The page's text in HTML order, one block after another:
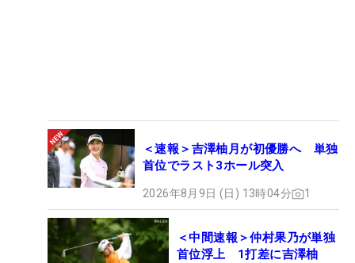
＜速報＞吉澤柚月が初優勝へ 単独
首位でラスト3ホール突入
2026年8月9日 (日) 13時04分 1
＜中間速報＞仲村果乃が単独
首位浮上 1打差に吉澤柚